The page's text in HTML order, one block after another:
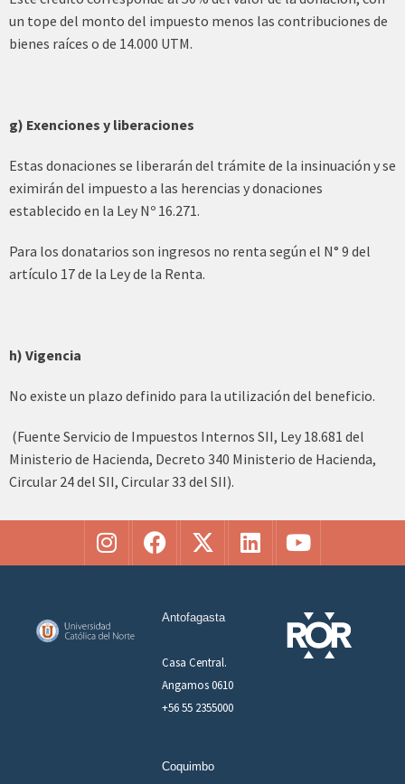
un tope del monto del impuesto menos las contribuciones de
bienes raíces o de 14.000 UTM.
g) Exenciones y liberaciones
Estas donaciones se liberarán del trámite de la insinuación y se
eximirán del impuesto a las herencias y donaciones
establecido en la Ley Nº 16.271.
Para los donatarios son ingresos no renta según el N° 9 del
artículo 17 de la Ley de la Renta.
h) Vigencia
No existe un plazo definido para la utilización del beneficio.
(Fuente Servicio de Impuestos Internos SII, Ley 18.681 del
Ministerio de Hacienda, Decreto 340 Ministerio de Hacienda,
Circular 24 del SII, Circular 33 del SII).
Antofagasta
Coquimbo
Casa Central.
Angamos 0610
+56 55 2355000